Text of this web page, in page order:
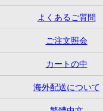
よくあるご質問
ご注文照会
カートの中
海外配送について